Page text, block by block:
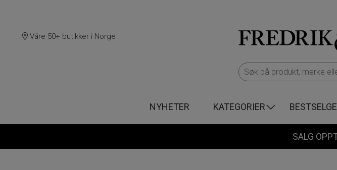
Våre 50+ butikker i Norge
NYHETER KATEGORIER
SALG